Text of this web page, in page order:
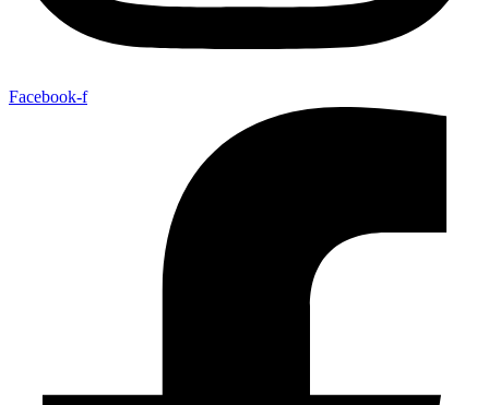
Facebook-f